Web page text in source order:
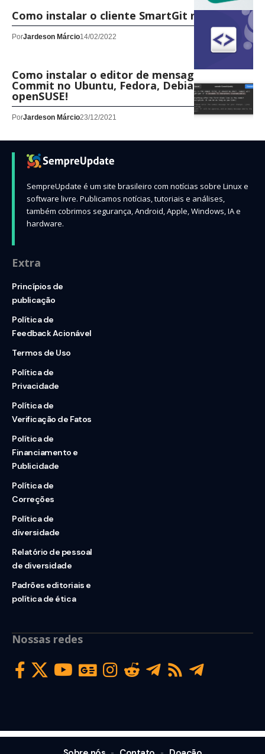
Como instalar o cliente SmartGit no Linux!
PorJardeson Márcio14/02/2022
Como instalar o editor de mensagens
Commit no Ubuntu, Fedora, Debian e
openSUSE!
PorJardeson Márcio23/12/2021
SempreUpdate é um site brasileiro com notícias sobre Linux e
software livre. Publicamos notícias, tutoriais e análises,
também cobrimos segurança, Android, Apple, Windows, IA e
hardware.
Extra
Princípios de
publicação
Política de
Feedback Acionável
Termos de Uso
Política de
Privacidade
Política de
Verificação de Fatos
Política de
Financiamento e
Publicidade
Política de
Correções
Política de
diversidade
Relatório de pessoal
de diversidade
Padrões editoriais e
política de ética
Nossas redes